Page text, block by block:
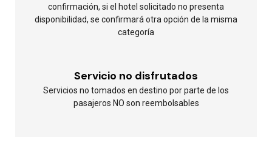
confirmación, si el hotel solicitado no presenta
disponibilidad, se confirmará otra opción de la misma
categoría
Servicio no disfrutados
Servicios no tomados en destino por parte de los
pasajeros NO son reembolsables